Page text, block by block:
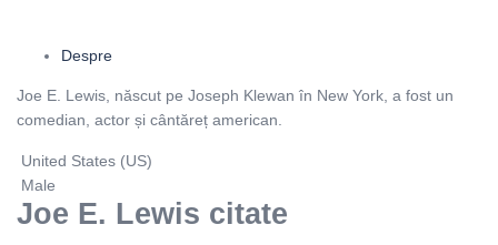
Despre
Joe E. Lewis, născut pe Joseph Klewan în New York, a fost un
comedian, actor și cântăreț american.
United States (US)
Male
Joe E. Lewis citate